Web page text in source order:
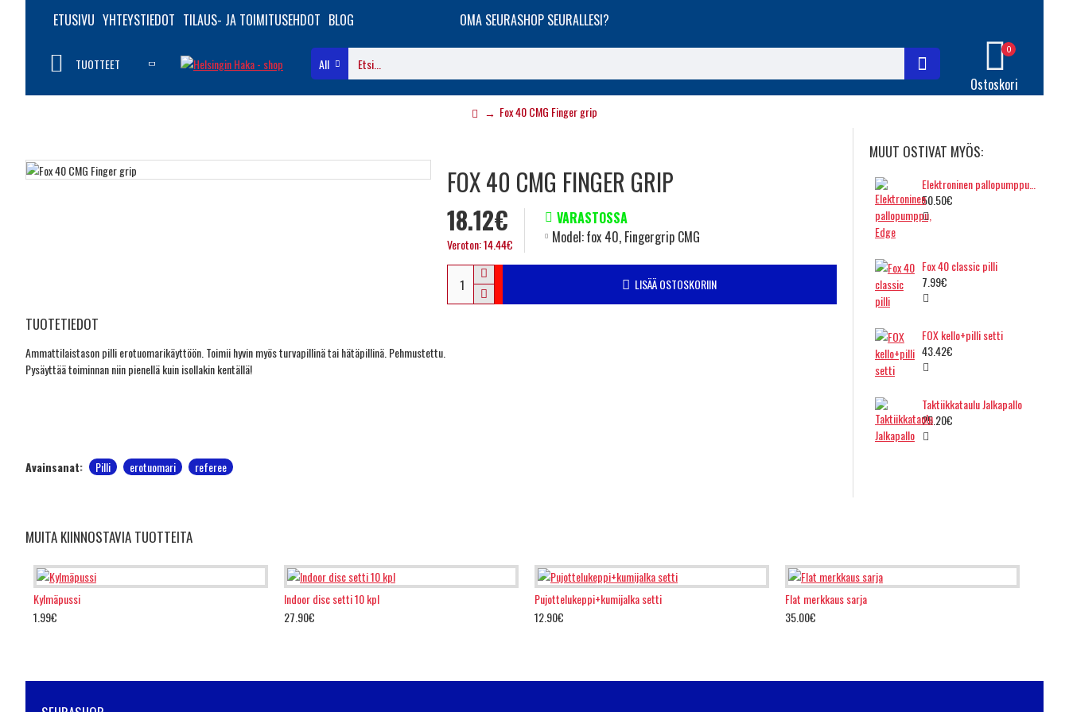
ETUSIVU YHTEYSTIEDOT TILAUS- JA TOIMITUSEHDOT BLOG OMA SEURASHOP SEURALLESI?
TUOTTEET All
Ostoskori
0
Fox 40 CMG Finger grip
FOX 40 CMG FINGER GRIP
18.12€
Veroton: 14.44€
VARASTOSSA
Model:fox 40, Fingergrip CMG
LISÄÄ OSTOSKORIIN
TUOTETIEDOT
Ammattilaistason pilli erotuomarikäyttöön. Toimii hyvin myös turvapillinä tai hätäpillinä. Pehmustettu.
Pysäyttää toiminnan niin pienellä kuin isollakin kentällä!
Avainsanat: Pilli erotuomari referee
MUUT OSTIVAT MYÖS:
50.50€
Fox 40 classic pilli
7.99€
FOX kello+pilli setti
43.42€
Taktiikkataulu Jalkapallo
25.20€
MUITA KIINNOSTAVIA TUOTTEITA
Kylmäpussi
1.99€
Indoor disc setti 10 kpl
27.90€
Pujottelukeppi+kumijalka setti
12.90€
Flat merkkaus sarja
35.00€